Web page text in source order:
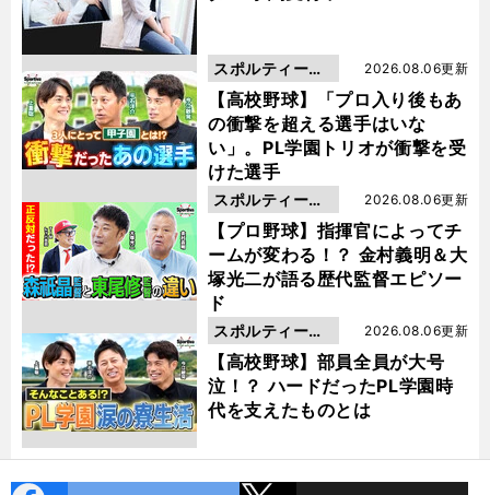
【高校野球】「プロ入り後もあ
の衝撃を超える選手はいな
い」。PL学園トリオが衝撃を受
けた選手
2026.08.06更新
スポルティーバ
動画
【プロ野球】指揮官によってチ
ームが変わる！？ 金村義明＆大
塚光二が語る歴代監督エピソー
ド
2026.08.06更新
スポルティーバ
動画
【高校野球】部員全員が大号
泣！？ ハードだったPL学園時
代を支えたものとは
2026.08.06更新
スポルティーバ
動画